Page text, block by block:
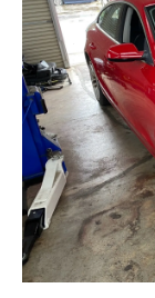
べきポイ
地域
川越
オー
ビス
迅速
地元
アフ